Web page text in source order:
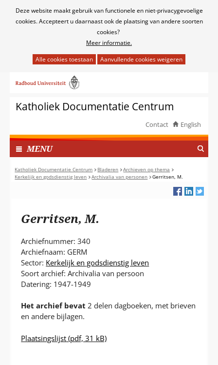
Cookies
Deze website maakt gebruik van functionele en niet-privacygevoelige
cookies. Accepteert u daarnaast ook de plaatsing van andere soorten
cookies?
Meer informatie.
het
van
cookies
deze
website
worden
toegestaan
of
naar
inhoudKatholiek Documentatie Centrum
Contact English
MENUI
N
G
E
P
Katholiek Documentatie Centrum Bladeren
Archieven op thema
Kerkelijk en godsdienstig leven
Archivalia van personen Gerritsen, M.
Gerritsen, M.
Archiefnummer: 340
Archiefnaam: GERM
Sector: Kerkelijk en godsdienstig leven
Soort archief: Archivalia van persoon
Datering: 1947-1949
Het archief bevat 2 delen dagboeken, met brieven
en andere bijlagen.
Plaatsingslijst (pdf, 31 kB)